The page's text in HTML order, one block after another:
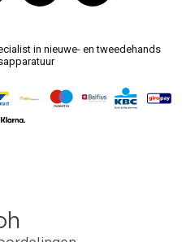
in nieuwe- en tweedehands